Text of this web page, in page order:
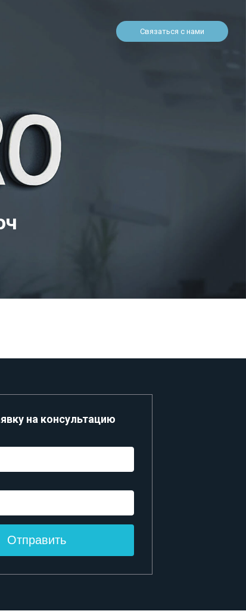
Связаться с нами
на консультацию